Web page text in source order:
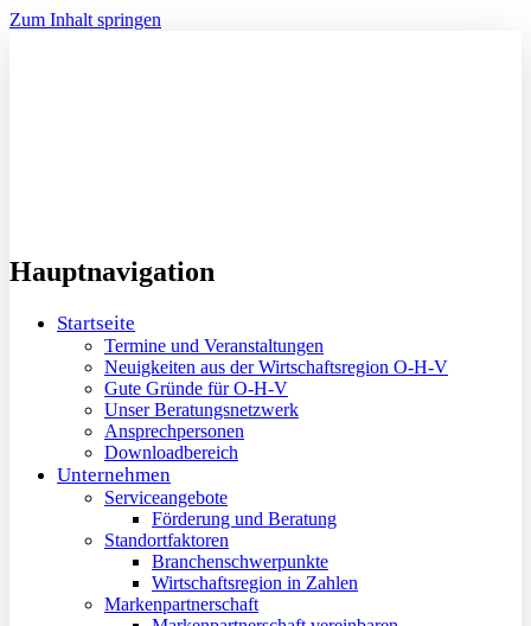
Zum Inhalt springen
Hauptnavigation
Startseite
Termine und Veranstaltungen
Neuigkeiten aus der Wirtschaftsregion O-H-V
Gute Gründe für O-H-V
Unser Beratungsnetzwerk
Ansprechpersonen
Downloadbereich
Unternehmen
Serviceangebote
Förderung und Beratung
Standortfaktoren
Branchenschwerpunkte
Wirtschaftsregion in Zahlen
Markenpartnerschaft